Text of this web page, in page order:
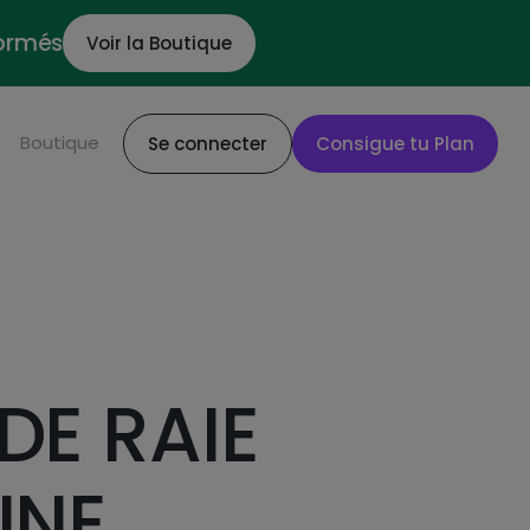
Voir la Boutique
Boutique Se connecter Consigue tu Plan
RAIE